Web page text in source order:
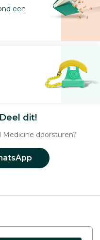
een
dit!
Medicine doorsturen?